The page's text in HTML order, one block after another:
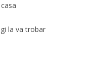
la va trobar